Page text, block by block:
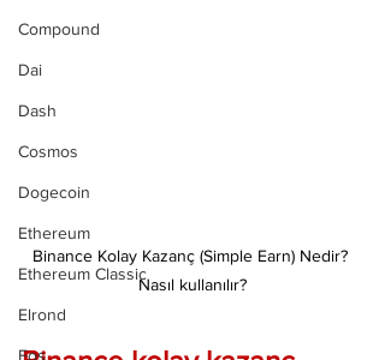
Compound
Dai
Dash
Cosmos
Dogecoin
Ethereum
Ethereum Classic
Elrond
Eos
Binance Kolay Kazanç (Simple Earn) Nedir?
Nasıl kullanılır?